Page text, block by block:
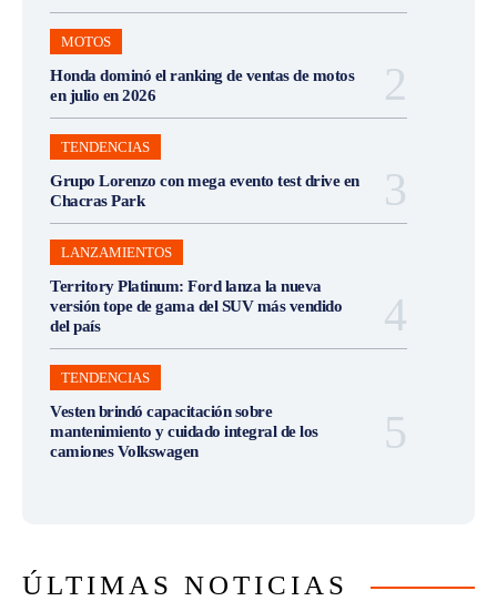
MOTOS
Honda dominó el ranking de ventas de motos
en julio en 2026
TENDENCIAS
Grupo Lorenzo con mega evento test drive en
Chacras Park
LANZAMIENTOS
Territory Platinum: Ford lanza la nueva
versión tope de gama del SUV más vendido
del país
TENDENCIAS
Vesten brindó capacitación sobre
mantenimiento y cuidado integral de los
camiones Volkswagen
ÚLTIMAS NOTICIAS